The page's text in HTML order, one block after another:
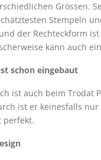
Grössen.
Stempeln
der Rechteckform
kann auch
schon eingebaut
ist auch beim Trodat
ist er keinesfalls
perfekt.